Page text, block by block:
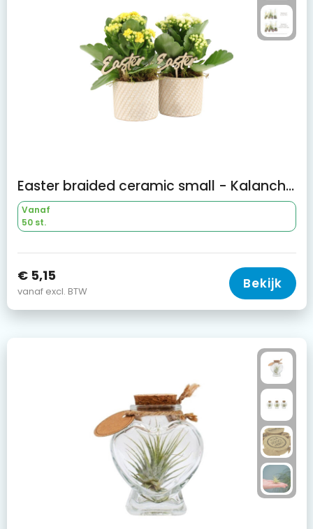
Easter braided ceramic small - Kalanchoë
Vanaf
50 st.
€ 5,15
vanaf excl. BTW Bekijk